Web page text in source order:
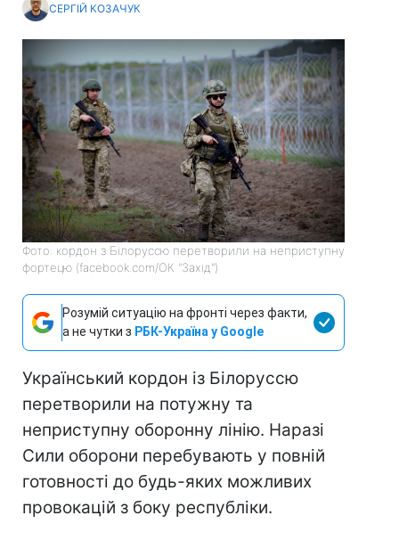
СЕРГІЙ КОЗАЧУК
Фото: кордон з Білоруссю перетворили на неприступну
фортецю (facebook.com/ОК "Захід")
Розумій ситуацію на фронті через факти,
а не чутки з РБК-Україна у Google
Український кордон із Білоруссю
перетворили на потужну та
неприступну оборонну лінію. Наразі
Сили оборони перебувають у повній
готовності до будь-яких можливих
провокацій з боку республіки.